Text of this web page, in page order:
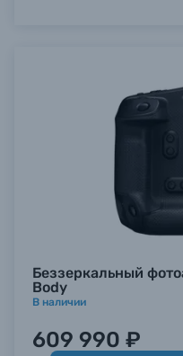
Беззеркальный
Body
В наличии
609 990 ₽